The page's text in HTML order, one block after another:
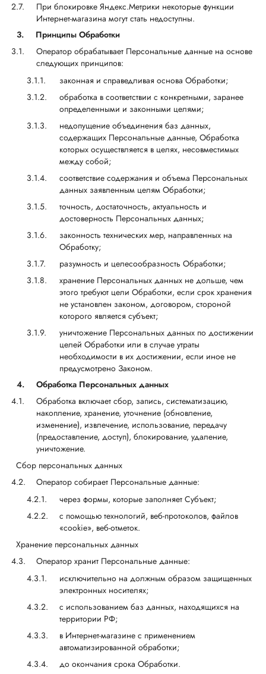
При блокировке Яндекс.Метрики некоторые функции
Интернет-магазина могут стать недоступны.
3.
Принципы Обработки
Оператор обрабатывает Персональные данные на основе
следующих принципов:
законная и справедливая основа Обработки;
обработка в соответствии с конкретными, заранее
определенными и законными целями;
недопущение объединения баз данных,
содержащих Персональные данные, Обработка
которых осуществляется в целях, несовместимых
между собой;
соответствие содержания и объема Персональных
данных заявленным целям Обработки;
точность, достаточность, актуальность и
достоверность Персональных данных;
законность технических мер, направленных на
Обработку;
разумность и целесообразность Обработки;
хранение Персональных данных не дольше, чем
этого требуют цели Обработки, если срок хранения
не установлен законом, договором, стороной
которого является субъект;
уничтожение Персональных данных по достижении
целей Обработки или в случае утраты
необходимости в их достижении, если иное не
предусмотрено Законом.
4.
Обработка Персональных данных
Обработка включает сбор, запись, систематизацию,
накопление, хранение, уточнение (обновление,
изменение), извлечение, использование, передачу
(предоставление, доступ), блокирование, удаление,
уничтожение.
Сбор персональных данных
Оператор собирает Персональные данные:
через формы, которые заполняет Субъект;
с помощью технологий, веб-протоколов, файлов
«cookie», веб-отметок.
Хранение персональных данных
Оператор хранит Персональные данные:
исключительно на должным образом защищенных
электронных носителях;
с использованием баз данных, находящихся на
территории РФ;
в Интернет-магазине с применением
автоматизированной обработки;
до окончания срока Обработки.